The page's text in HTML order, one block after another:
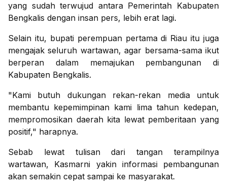
yang sudah terwujud antara Pemerintah Kabupaten
Bengkalis dengan insan pers, lebih erat lagi.
Selain itu, bupati perempuan pertama di Riau itu juga
mengajak seluruh wartawan, agar bersama-sama ikut
berperan dalam memajukan pembangunan di
Kabupaten Bengkalis.
"Kami butuh dukungan rekan-rekan media untuk
membantu kepemimpinan kami lima tahun kedepan,
mempromosikan daerah kita lewat pemberitaan yang
positif," harapnya.
Sebab lewat tulisan dari tangan terampilnya
wartawan, Kasmarni yakin informasi pembangunan
akan semakin cepat sampai ke masyarakat.